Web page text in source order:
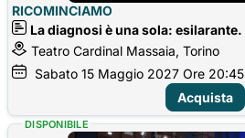
RICOMINCIAMO
La diagnosi è una sola: esilarante.
Teatro Cardinal Massaia, Torino
Sabato 15 Maggio 2027 Ore 20:45
Acquista
DISPONIBILE